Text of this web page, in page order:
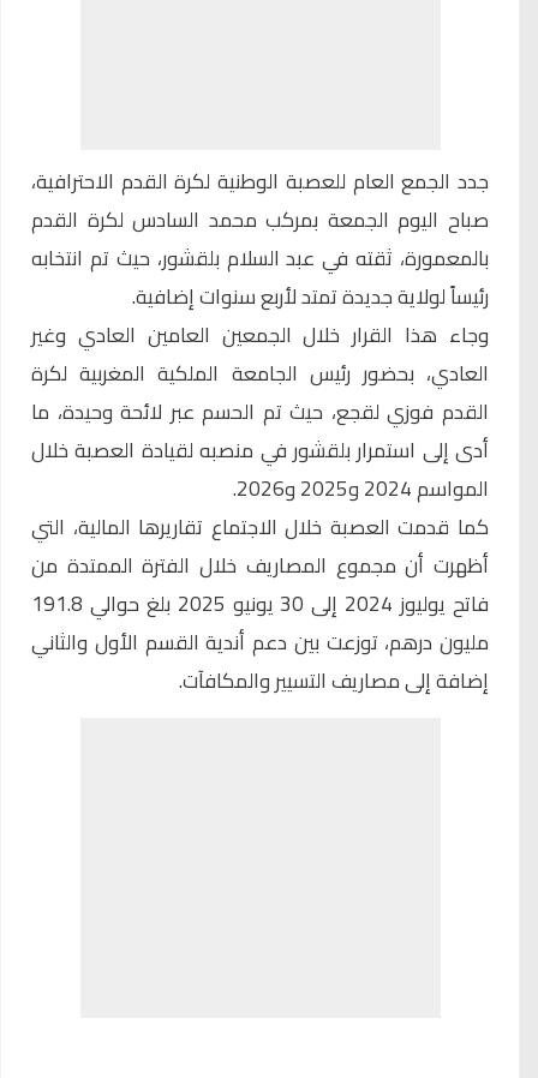
جدد الجمع العام للعصبة الوطنية لكرة القدم الاحترافية،
صباح اليوم الجمعة بمركب محمد السادس لكرة القدم
بالمعمورة، ثقته في عبد السلام بلقشور، حيث تم انتخابه
رئيساً لولاية جديدة تمتد لأربع سنوات إضافية.
وجاء هذا القرار خلال الجمعين العامين العادي وغير
العادي، بحضور رئيس الجامعة الملكية المغربية لكرة
القدم فوزي لقجع، حيث تم الحسم عبر لائحة وحيدة، ما
أدى إلى استمرار بلقشور في منصبه لقيادة العصبة خلال
المواسم 2024 و2025 و2026.
كما قدمت العصبة خلال الاجتماع تقاريرها المالية، التي
أظهرت أن مجموع المصاريف خلال الفترة الممتدة من
فاتح يوليوز 2024 إلى 30 يونيو 2025 بلغ حوالي 191.8
مليون درهم، توزعت بين دعم أندية القسم الأول والثاني
إضافة إلى مصاريف التسيير والمكافآت.